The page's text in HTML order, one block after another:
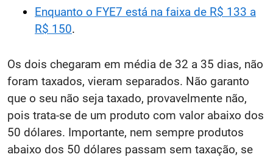
Enquanto o FYE7 está na faixa de R$ 133 a
R$ 150.
Os dois chegaram em média de 32 a 35 dias, não
foram taxados, vieram separados. Não garanto
que o seu não seja taxado, provavelmente não,
pois trata-se de um produto com valor abaixo dos
50 dólares. Importante, nem sempre produtos
abaixo dos 50 dólares passam sem taxação, se